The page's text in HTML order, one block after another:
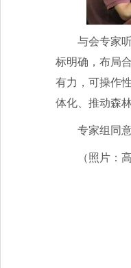
与会专家
标明确，布局
有力，可操作
体化、推动森
专家组同
（照片：